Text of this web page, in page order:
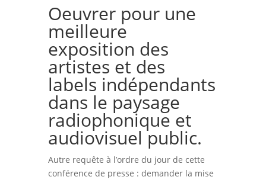
Oeuvrer pour une
meilleure
exposition des
artistes et des
labels indépendants
dans le paysage
radiophonique et
audiovisuel public.
Autre requête à l’ordre du jour de cette
conférence de presse : demander la mise